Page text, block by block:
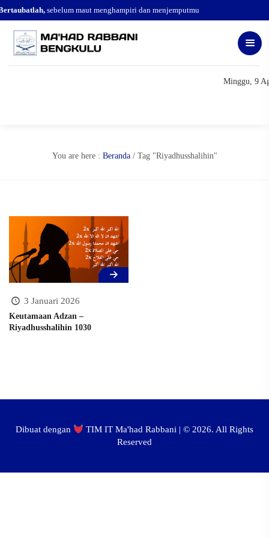
sebelum maut menghampiri dan menjemputmu
Minggu, 9
You are here : Beranda/ Tag "Riyadhusshalihin"
3 Januari 2026
Keutamaan Adzan –
Riyadhusshalihin 1030
Dibuat dengan TIM IT Ma'had Rabbani | ©2026. All Rights
Reserved